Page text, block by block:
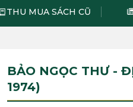
THU MUA SÁCH CŨ
BẢO NGỌC THƯ -
1974)